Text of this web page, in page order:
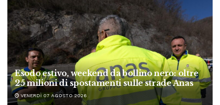
Esodo estivo, weekend da bollino nero: oltre
25 milioni di spostamenti sulle strade Anas
VENERDÌ 07 AGOSTO 2026